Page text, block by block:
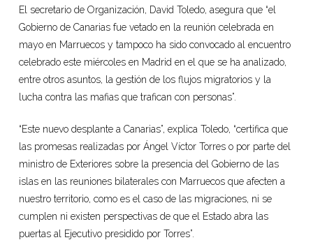
El secretario de Organización, David Toledo, asegura que “el
Gobierno de Canarias fue vetado en la reunión celebrada en
mayo en Marruecos y tampoco ha sido convocado al encuentro
celebrado este miércoles en Madrid en el que se ha analizado,
entre otros asuntos, la gestión de los flujos migratorios y la
lucha contra las mafias que trafican con personas”.
“Este nuevo desplante a Canarias”, explica Toledo, “certifica que
las promesas realizadas por Ángel Víctor Torres o por parte del
ministro de Exteriores sobre la presencia del Gobierno de las
islas en las reuniones bilaterales con Marruecos que afecten a
nuestro territorio, como es el caso de las migraciones, ni se
cumplen ni existen perspectivas de que el Estado abra las
puertas al Ejecutivo presidido por Torres”.